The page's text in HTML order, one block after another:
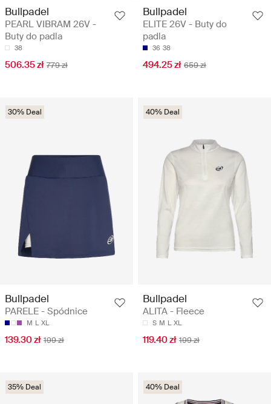
Bullpadel
PEARL VIBRAM 26V -
Buty do padla
38
506.35 zł 779 zł
Bullpadel
ELITE 26V - Buty do
padla
36 38
494.25 zł 659 zł
30% Deal
Bullpadel
PARELE - Spódnice
M L XL
139.30 zł 199 zł
40% Deal
Bullpadel
ALITA - Fleece
S M L XL
119.40 zł 199 zł
35% Deal 40% Deal